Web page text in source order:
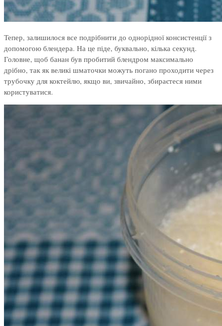
Тепер, залишилося все подрібнити до однорідної консистенції з
допомогою блендера. На це піде, буквально, кілька секунд.
Головне, щоб банан був пробитий блендром максимально
дрібно, так як великі шматочки можуть погано проходити через
трубочку для коктейлю, якщо ви, звичайно, збираєтеся ними
користуватися.